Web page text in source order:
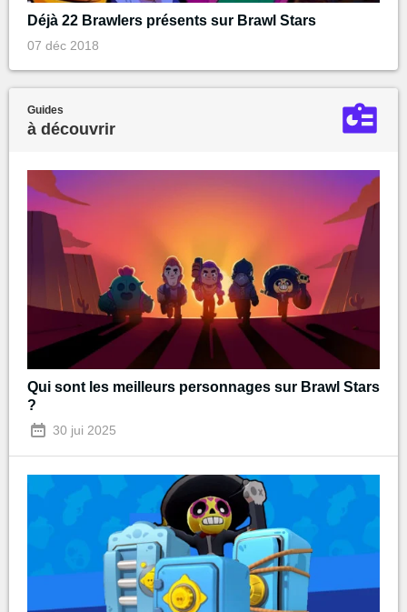
Déjà 22 Brawlers présents sur Brawl Stars
07 déc 2018
Guides
à découvrir
Qui sont les meilleurs personnages sur Brawl Stars
?
30 jui 2025